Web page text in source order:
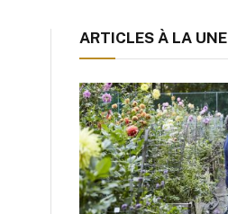
ARTICLES À LA UNE